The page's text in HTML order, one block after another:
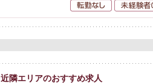
転勤なし
近隣エリアのおすすめ求人